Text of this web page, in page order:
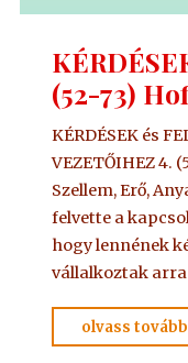
(52-73)
KÉRDÉSEK és
VEZETŐIHEZ 4.
Szellem, Erő,
felvette a
hogy lennének
vállalkoztak
olvass tovább